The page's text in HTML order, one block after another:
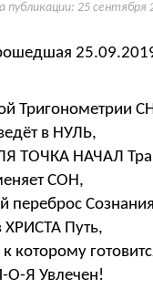
публикации: 25 сентября
Тригонометрии
в НУЛЬ,
ТОЧКА НАЧАЛ
СОН,
переброс
Путь,
которому
О-Я Увлечен!